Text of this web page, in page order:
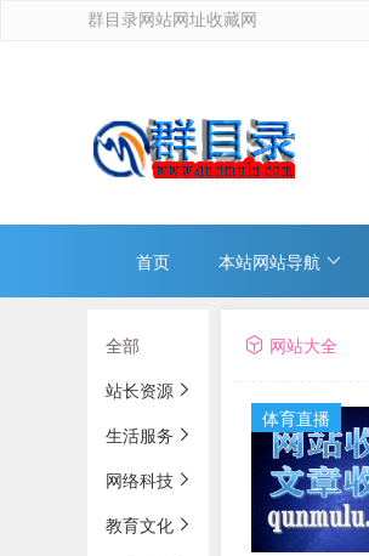
群目录网站网址收藏网
首页 本站网站导航
全部
站长资源
生活服务
网络科技
教育文化
网站大全
体育直播